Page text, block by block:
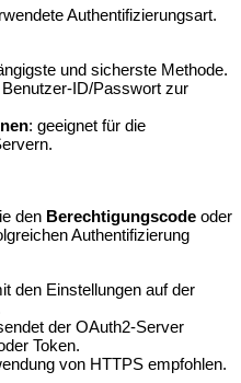
Authentifizierungsart.
und sicherste Methode.
ID/Passwort zur
: geeignet für die
den Berechtigungscode oder
Authentifizierung
den Einstellungen auf der
der OAuth2-Server
Token.
von HTTPS empfohlen.